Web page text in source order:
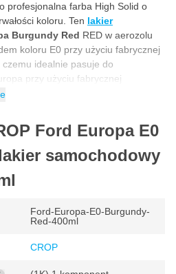
profesjonalna farba High Solid o
koloru. Ten lakier
Burgundy Red RED w aerozolu
koloru E0 przy użyciu fabrycznej
idealnie pasuje do
przy użyciu fabrycznej
idealnie pasuje do
E0 Burgundy Red w aerozolu
High Pressure High Coverage
można rozpylać z wysokiej
za pomocą profesjonalnego
tego
lub do przeprowadzania
lakierem samochodowym
Ford Europa E0
samochodowy
Ford-Europa-E0-Burgundy-
Red-400ml
CROP